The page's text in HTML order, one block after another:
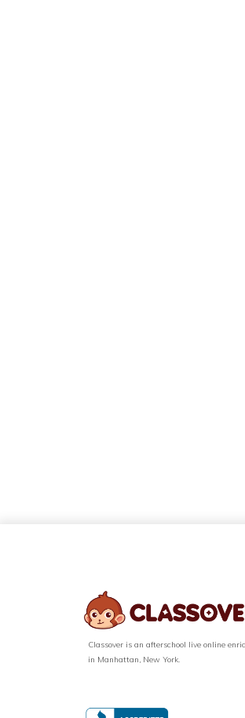
Classover is an afterschool live online
in Manhattan, New York.